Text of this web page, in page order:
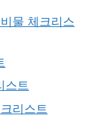
물 체크리스
스트
리스트